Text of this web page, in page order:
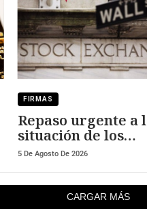
FIRMAS
Repaso urgente a
situación de los
mercados
5 De Agosto De 2026
CARGAR MÁS